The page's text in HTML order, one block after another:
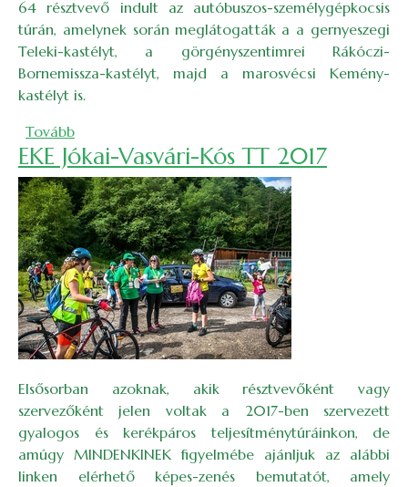
64 résztvevő indult az autóbuszos-személygépkocsis
túrán, amelynek során meglátogatták a a gernyeszegi
Teleki-kastélyt, a görgényszentimrei Rákóczi-
Bornemissza-kastélyt, majd a marosvécsi Kemény-
kastélyt is.
Tovább(Kastélylátogató kirándulás )
EKE Jókai-Vasvári-Kós TT 2017
Elsősorban azoknak, akik résztvevőként vagy
szervezőként jelen voltak a 2017-ben szervezett
gyalogos és kerékpáros teljesítménytúráinkon, de
amúgy MINDENKINEK figyelmébe ajánljuk az alábbi
linken elérhető képes-zenés bemutatót, amely